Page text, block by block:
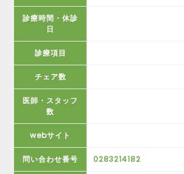
診療時間・休診
日
診療項目
チェア数
医師・スタッフ
数
webサイト
問い合わせ番号 0283214182